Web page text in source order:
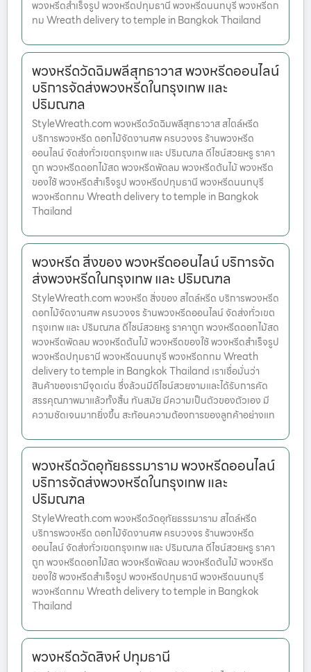
พวงหรีดสำเร็จรูป พวงหรีดปทุมธานี พวงหรีดนนทบุรี พวงหรีดก
ทม Wreath delivery to temple in Bangkok Thailand
พวงหรีดวัดฉิมพลีสุทธาวาส พวงหรีดออนไลน์
บริการจัดส่งพวงหรีดในกรุงเทพ และ
ปริมณฑล
StyleWreath.com พวงหรีดวัดฉิมพลีสุทธาวาส สไตล์หรีด
บริการพวงหรีด ดอกไม้จัดงานศพ ครบวงจร ร้านพวงหรีด
ออนไลน์ จัดส่งทั่วเขตกรุงเทพ และ ปริมณฑล ดีไซน์สวยหรู ราคา
ถูก พวงหรีดดอกไม้สด พวงหรีดพัดลม พวงหรีดต้นไม้ พวงหรีด
ของใช้ พวงหรีดสำเร็จรูป พวงหรีดปทุมธานี พวงหรีดนนทบุรี
พวงหรีดกทม Wreath delivery to temple in Bangkok
Thailand
พวงหรีด สิ่งของ พวงหรีดออนไลน์ บริการจัด
ส่งพวงหรีดในกรุงเทพ และ ปริมณฑล
StyleWreath.com พวงหรีด สิ่งของ สไตล์หรีด บริการพวงหรีด
ดอกไม้จัดงานศพ ครบวงจร ร้านพวงหรีดออนไลน์ จัดส่งทั่วเขต
กรุงเทพ และ ปริมณฑล ดีไซน์สวยหรู ราคาถูก พวงหรีดดอกไม้สด
พวงหรีดพัดลม พวงหรีดต้นไม้ พวงหรีดของใช้ พวงหรีดสำเร็จรูป
พวงหรีดปทุมธานี พวงหรีดนนทบุรี พวงหรีดกทม Wreath
delivery to temple in Bangkok Thailand เราเชื่อมั่นว่า
สินค้าของเรามีจุดเด่น ซึ่งล้วนมีดีไซน์สวยงามและได้รับการคัด
สรรคุณภาพมาแล้วทั้งสิ้น ทันสมัย มีความเป็นตัวของตัวเอง มี
ความชัดเจนมากยิ่งขึ้น สะท้อนความต้องการของลูกค้าอย่างแท
พวงหรีดวัดอุทัยธรรมาราม พวงหรีดออนไลน์
บริการจัดส่งพวงหรีดในกรุงเทพ และ
ปริมณฑล
StyleWreath.com พวงหรีดวัดอุทัยธรรมาราม สไตล์หรีด
บริการพวงหรีด ดอกไม้จัดงานศพ ครบวงจร ร้านพวงหรีด
ออนไลน์ จัดส่งทั่วเขตกรุงเทพ และ ปริมณฑล ดีไซน์สวยหรู ราคา
ถูก พวงหรีดดอกไม้สด พวงหรีดพัดลม พวงหรีดต้นไม้ พวงหรีด
ของใช้ พวงหรีดสำเร็จรูป พวงหรีดปทุมธานี พวงหรีดนนทบุรี
พวงหรีดกทม Wreath delivery to temple in Bangkok
Thailand
พวงหรีดวัดสิงห์ ปทุมธานี